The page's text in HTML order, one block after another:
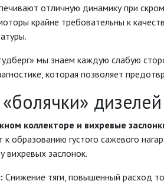
отличную динамику при
крайне требовательны к
мы знаем каждую слабую
которая позволяет
«болячки»
коллекторе и вихревые
образованию густого сажевого
вихревых заслонок.
Снижение тяги, повышенный расход